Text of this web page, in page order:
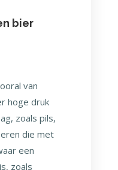
bier
van
hoge druk
zoals pils,
die met
een
zoals